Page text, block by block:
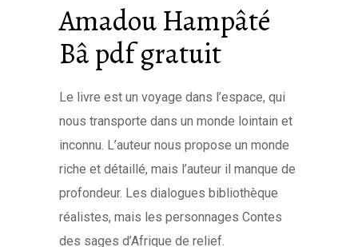
Amadou Hampâté
Bâ pdf gratuit
Le livre est un voyage dans l’espace, qui
nous transporte dans un monde lointain et
inconnu. L’auteur nous propose un monde
riche et détaillé, mais l’auteur il manque de
profondeur. Les dialogues bibliothèque
réalistes, mais les personnages Contes
des sages d’Afrique de relief.